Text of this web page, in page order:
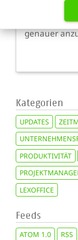
Grund
der
genauer
Kategorien
UPDATES
PRODUKTIVITÄT
LEXOFFICE
Feeds
ATOM 1.0 RSS